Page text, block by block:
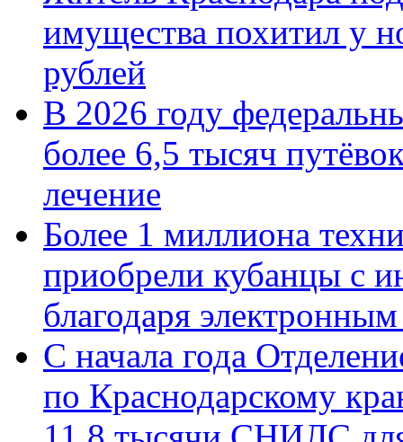
имущества похитил у
рублей
В 2026 году
более 6,5 тысяч
лечение
Более 1 миллиона
приобрели кубанцы с
благодаря
С начала года
по Краснодарскому